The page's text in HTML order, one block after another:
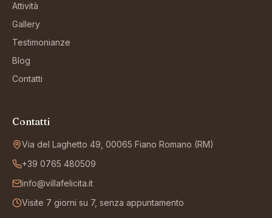
Attività
Gallery
Testimonianze
Blog
Contatti
Contatti
Via del Laghetto 49, 00065 Fiano Romano (RM)
+39 0765 480509
info@villafelicita.it
Visite 7 giorni su 7, senza appuntamento